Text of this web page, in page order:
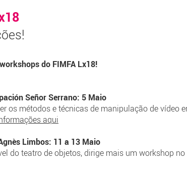
do FIMFA Lx18!
Señor Serrano: 5 Maio
os métodos e técnicas de manipulação de vídeo
aqui
Limbos: 11 a 13 Maio
do teatro de objetos, dirige mais um workshop no